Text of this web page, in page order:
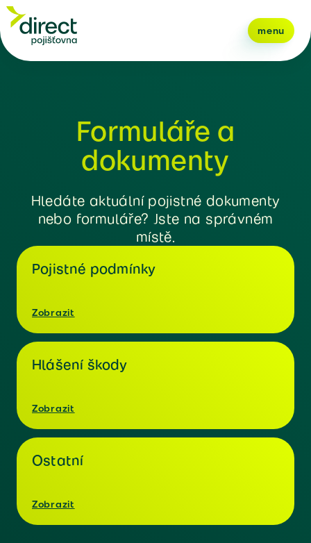
menu
Formuláře a
dokumenty
Hledáte aktuální pojistné dokumenty
nebo formuláře? Jste na správném
místě.
Pojistné podmínky
Zobrazit
Hlášení škody
Zobrazit
Ostatní
Zobrazit